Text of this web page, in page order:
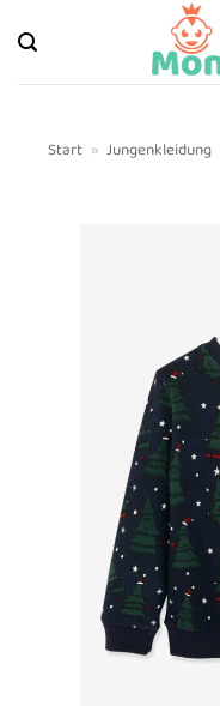
Inhalt
springen
Start » Jungenkleidung